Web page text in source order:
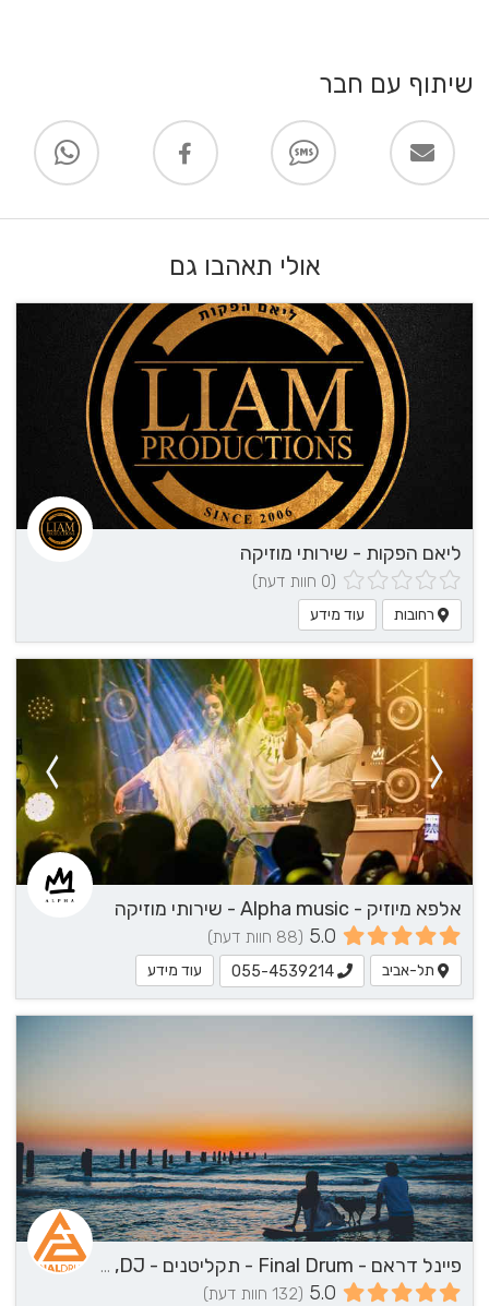
שיתוף עם חבר
אולי תאהבו גם
ליאם הפקות - שירותי מוזיקה
(0 חוות דעת)
רחובות עוד מידע
אלפא מיוזיק - Alpha music - שירותי מוזיקה
5.0 (88 חוות דעת)
תל-אביב 055-4539214 עוד מידע
פיינל דראם - Final Drum - תקליטנים - DJ, נגן / הרכב מוזיקלי, שירותי מוזיקה
5.0 (132 חוות דעת)